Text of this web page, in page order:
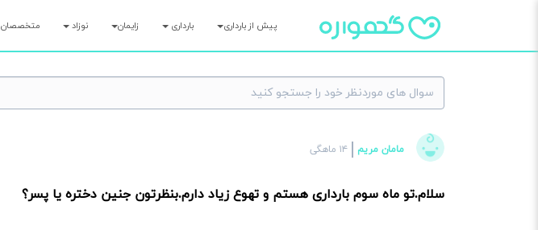
پیش از بارداری بارداری زایمان نوزاد متخصصان
مامان مریم ۱۴ ماهگی
سلام.تو ماه سوم بارداری هستم و تهوع زیاد دارم.بنظرتون جنین دختره یا پسر؟
×